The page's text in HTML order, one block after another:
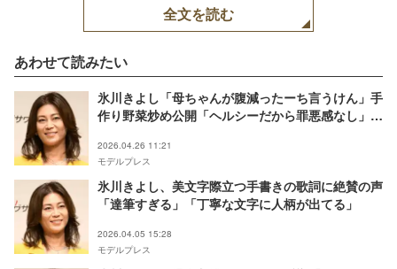
全文を読む
あわせて読みたい
氷川きよし「母ちゃんが腹減ったーち言うけん」手
作り野菜炒め公開「ヘルシーだから罪悪感なし」
2026.04.26 11:21
モデルプレス
氷川きよし、美文字際立つ手書きの歌詞に絶賛の声
「達筆すぎる」「丁寧な文字に人柄が出てる」
2026.04.05 15:28
モデルプレス